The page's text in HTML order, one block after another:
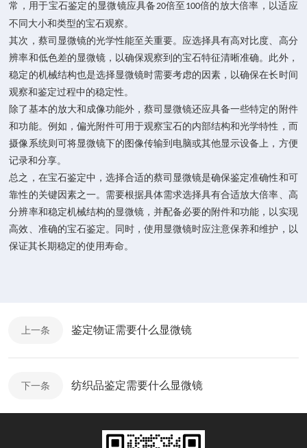
常，用于宝石鉴定的显微镜应具备20倍至 100倍的放大倍率，以适应
不同大小和类型的宝石观察。
其次，蔡司显微镜的光学性能至关重要。应选择具有高对比度、高分
辨率和低色差的显微镜，以确保观察到的宝石特征清晰准确。此外，
稳定的机械结构也是选择显微镜时需要考虑的因素，以确保在长时间
观察和鉴定过程中的稳定性。
除了基本的放大和成像功能外，蔡司显微镜还应具备一些特定的附件
和功能。例如，偏光附件可用于观察宝石的内部结构和光学特性，而
摄像系统则可将显微镜下的图像传输到电脑或其他显示设备上，方便
记录和分享。
总之，在宝石鉴定中，选择合适的蔡司显微镜是确保鉴定准确性和可
靠性的关键因素之一。需要根据具体需求选择具有合适放大倍率、高
分辨率和稳定机械结构的显微镜，并配备必要的附件和功能，以实现
高效、准确的宝石鉴定。同时，使用显微镜时应注意保养和维护，以
保证其长期稳定的使用寿命。
上一条 鉴定物证需要什么显微镜
下一条 纺织品鉴定需要什么显微镜